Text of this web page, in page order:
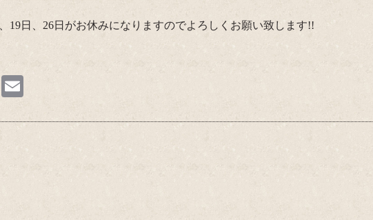
19日、26日がお休みになりますのでよろしくお願い致します!!
Li
ail